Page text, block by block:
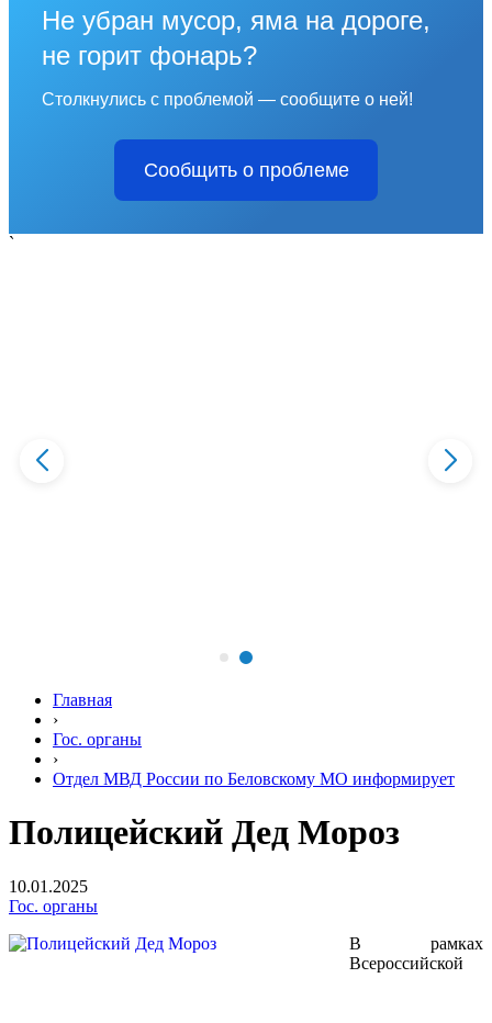
Не убран мусор, яма на дороге,
не горит фонарь?
Столкнулись с проблемой — сообщите о ней!
Сообщить о проблеме
`
Главная
›
Гос. органы
›
Отдел МВД России по Беловскому МО информирует
Полицейский Дед Мороз
10.01.2025
Гос. органы
В рамках
Всероссийской